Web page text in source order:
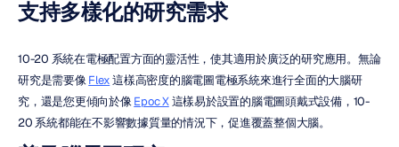
支持多樣化的研究需求
10-20 系統在電極配置方面的靈活性，使其適用於廣泛的研究應用。無論
研究是需要像 Flex 這樣高密度的腦電圖電極系統來進行全面的大腦研
究，還是您更傾向於像 Epoc X 這樣易於設置的腦電圖頭戴式設備，10-
20 系統都能在不影響數據質量的情況下，促進覆蓋整個大腦。